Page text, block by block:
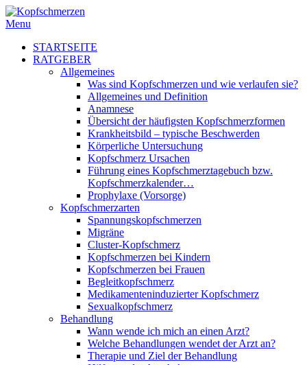
Menu
STARTSEITE
RATGEBER
Allgemeines
Was sind Kopfschmerzen und wie verlaufen sie?
Allgemeines und Definition
Anamnese
Übersicht der häufigsten Kopfschmerzformen
Krankheitsbild – typische Beschwerden
Körperliche Untersuchung
Kopfschmerz Ursachen
Führung eines Kopfschmerztagebuch bzw.
Kopfschmerzkalender…
Prophylaxe (Vorsorge)
Kopfschmerzarten
Spannungskopfschmerzen
Migräne
Cluster-Kopfschmerz
Kopfschmerzen bei Kindern
Kopfschmerzen bei Frauen
Begleitkopfschmerz
Medikamenteninduzierter Kopfschmerz
Sexualkopfschmerz
Behandlung
Wann wende ich mich an einen Arzt?
Welche Behandlungen wendet der Arzt an?
Therapie und Ziel der Behandlung